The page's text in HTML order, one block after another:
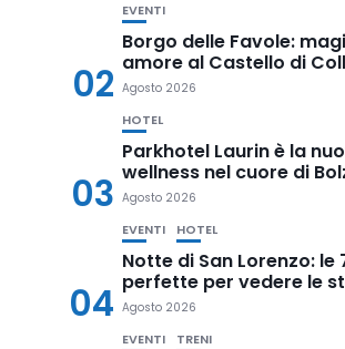
02
EVENTI
Borgo delle Favole:
amore al Castello di
Agosto 2026
03
HOTEL
Parkhotel Laurin è la
wellness nel cuore di
Agosto 2026
04
EVENTI HOTEL
Notte di San Lorenzo: le
perfette per vedere le
Agosto 2026
EVENTI TRENI